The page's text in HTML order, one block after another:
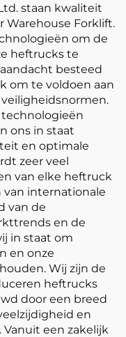
staan kwaliteit
Warehouse Forklift.
om de
heftrucks te
besteed
om te voldoen aan
ons in staat
en optimale
zeer veel
van elke heftruck
van internationale
van de
en de
in staat om
en onze
Wij zijn de
heftrucks
door een breed
en
een zakelijk